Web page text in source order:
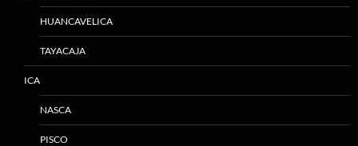
HUANCAVELICA
TAYACAJA
ICA
NASCA
PISCO